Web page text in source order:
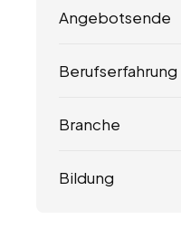
Angebotsende
Berufserfahrung
Branche
Bildung